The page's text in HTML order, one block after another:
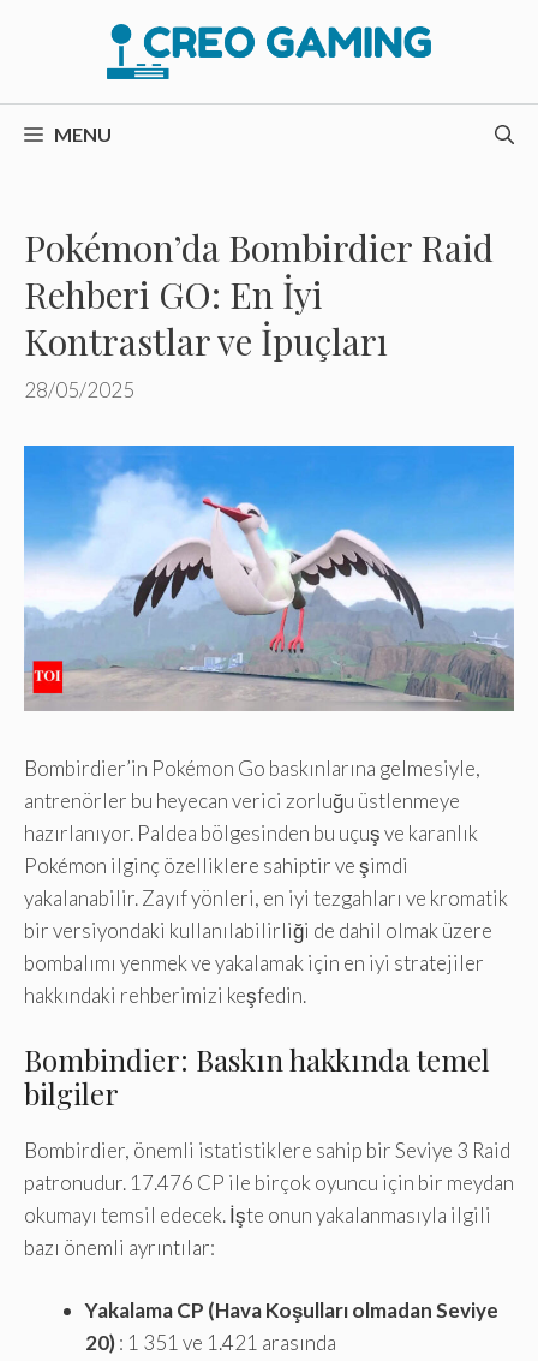
MENU
Pokémon’da Bombirdier Raid
Rehberi GO: En İyi
Kontrastlar ve İpuçları
28/05/2025
Bombirdier’in Pokémon Go baskınlarına gelmesiyle,
antrenörler bu heyecan verici zorluğu üstlenmeye
hazırlanıyor. Paldea bölgesinden bu uçuş ve karanlık
Pokémon ilginç özelliklere sahiptir ve şimdi
yakalanabilir. Zayıf yönleri, en iyi tezgahları ve kromatik
bir versiyondaki kullanılabilirliği de dahil olmak üzere
bombalımı yenmek ve yakalamak için en iyi stratejiler
hakkındaki rehberimizi keşfedin.
Bombindier: Baskın hakkında temel
bilgiler
Bombirdier, önemli istatistiklere sahip bir Seviye 3 Raid
patronudur. 17.476 CP ile birçok oyuncu için bir meydan
okumayı temsil edecek. İşte onun yakalanmasıyla ilgili
bazı önemli ayrıntılar:
Yakalama CP (Hava Koşulları olmadan Seviye
20): 1 351 ve 1.421 arasında